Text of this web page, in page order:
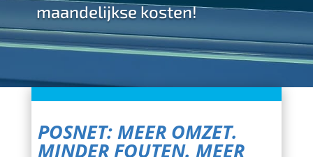
maandelijkse kosten!
POSNET: MEER OMZET.
MINDER FOUTEN. MEER